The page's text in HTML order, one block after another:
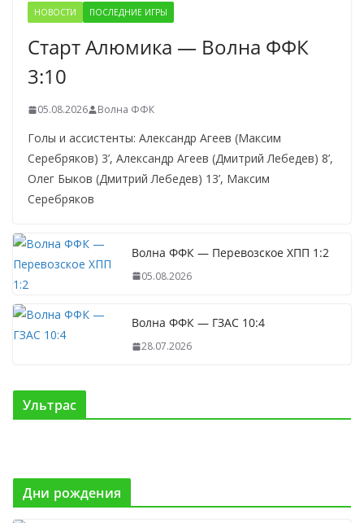
НОВОСТИ ПОСЛЕДНИЕ ИГРЫ
Старт Алюмика — Волна ФФК
3:10
05.08.2026 Волна ФФК
Голы и ассистенты: Александр Агеев (Максим
Серебряков) 3’, Александр Агеев (Дмитрий Лебедев) 8’,
Олег Быков (Дмитрий Лебедев) 13’, Максим
Серебряков
Волна ФФК — Перевозское ХПП 1:2
05.08.2026
Волна ФФК — ГЗАС 10:4
28.07.2026
Ультрас
Дни рождения